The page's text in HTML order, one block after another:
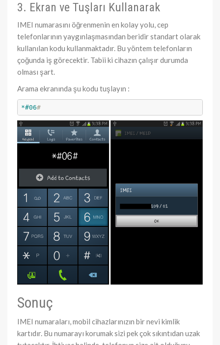
3. Ekran ve Tuşları Kullanarak
IMEI numarasını öğrenmenin en kolay yolu, cep
telefonlarının yaygınlaşmasından beridir standart olarak
kullanılan kodu kullanmaktadır. Bu yöntem telefonların
çoğunda iş görecektir. Tabii ki cihazın çalışır durumda
olması şart.
Arama ekranında şu kodu tuşlayın :
*#06#
Sonuç
IMEI numaraları, mobil cihazlarınızın bir nevi kimlik
kartıdır. Bu numarayı korumak sizi pek çok sıkıntıdan uzak